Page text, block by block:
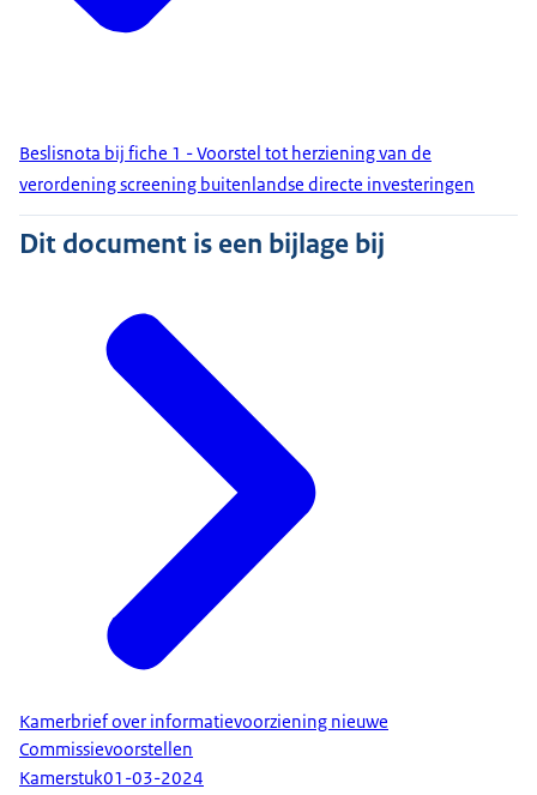
Beslisnota bij fiche 1 - Voorstel tot herziening van de
verordening screening buitenlandse directe investeringen
Dit document is een bijlage bij
Kamerbrief over informatievoorziening nieuwe
Commissievoorstellen
Kamerstuk01-03-2024